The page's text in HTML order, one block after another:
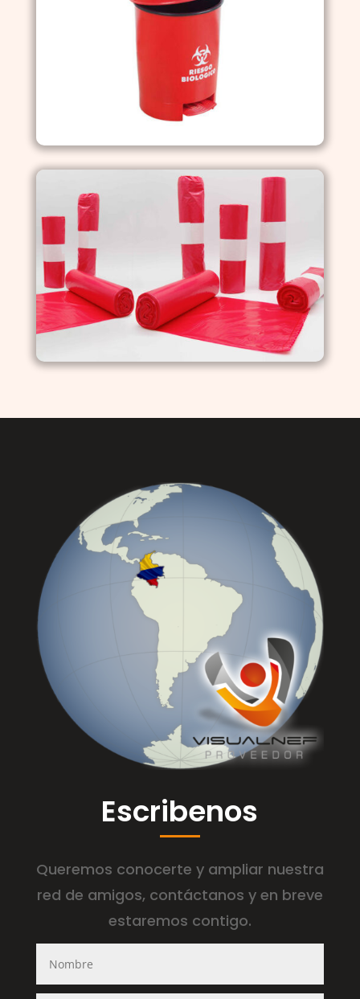
Escribenos
Queremos conocerte y ampliar nuestra
red de amigos, contáctanos y en breve
estaremos contigo.